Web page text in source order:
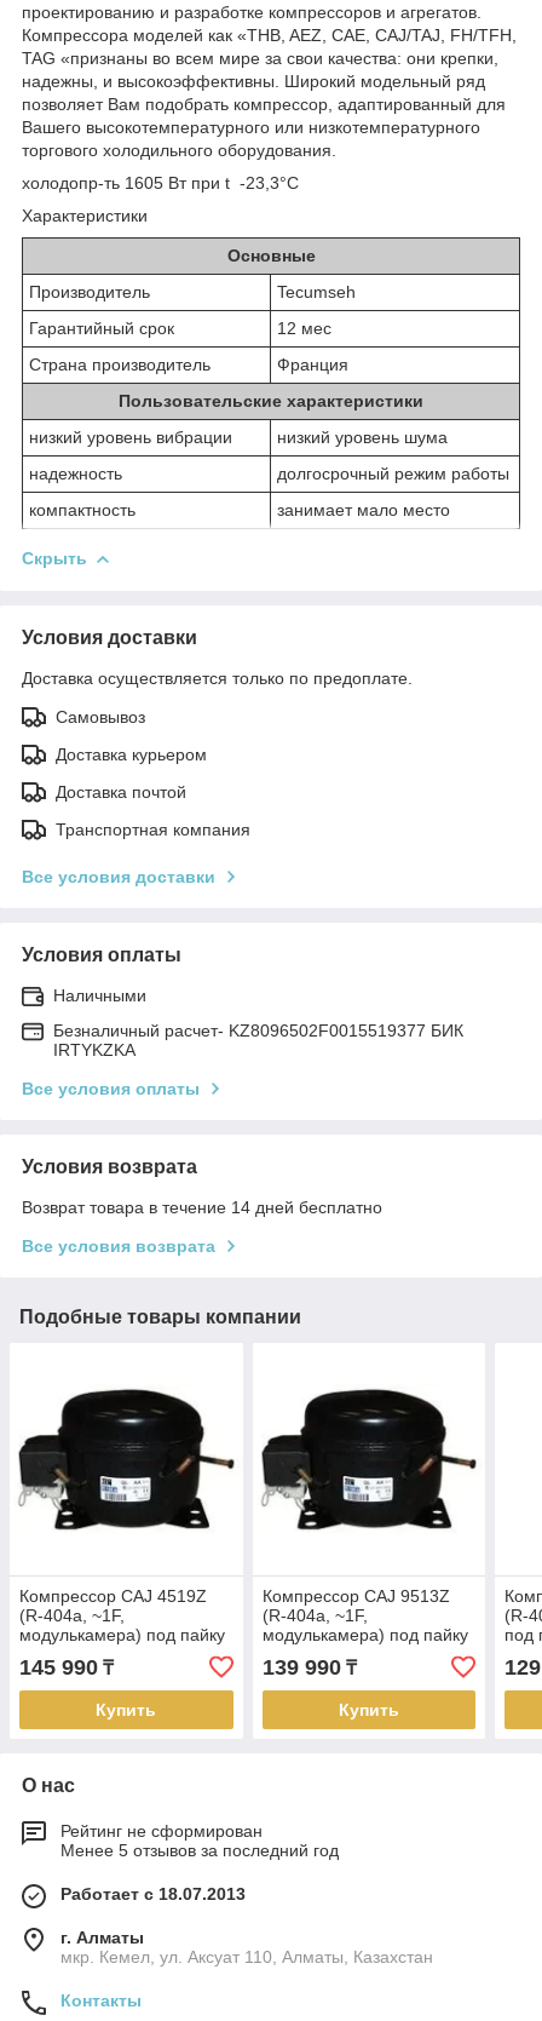
проектированию и разработке компрессоров и агрегатов.
Компрессора моделей как «THB, AEZ, CAE, CAJ/TAJ, FH/TFH,
TAG «признаны во всем мире за свои качества: они крепки,
надежны, и высокоэффективны. Широкий модельный ряд
позволяет Вам подобрать компрессор, адаптированный для
Вашего высокотемпературного или низкотемпературного
торгового холодильного оборудования.
холодопр-ть 1605 Вт при t -23,3°C
Характеристики
Основные
Производитель
Tecumseh
Гарантийный срок
12 мес
Страна производитель
Франция
Пользовательские характеристики
низкий уровень вибрации
низкий уровень шума
надежность
долгосрочный режим работы
компактность
занимает мало место
Скрыть
Условия доставки
Доставка осуществляется только по предоплате.
Самовывоз
Доставка курьером
Доставка почтой
Транспортная компания
Все условия доставки
Условия оплаты
Наличными
Безналичный расчет- KZ8096502F0015519377 БИК
IRTYKZKA
Все условия оплаты
Условия возврата
Возврат товара в течение 14 дней бесплатно
Все условия возврата
Подобные товары компании
Компрессор CAJ 4519Z
(R-404a, ~1F,
модулькамера) под пайку
145 990 ₸
Купить
Компрессор СAJ 9513Z
(R-404a, ~1F,
модулькамера) под пайку
139 990₸
Купить
(R-
под
О нас
Рейтинг не сформирован
Менее 5 отзывов за последний год
Работает с 18.07.2013
г. Алматы
мкр. Кемел, ул. Аксуат 110, Алматы, Казахстан
Контакты